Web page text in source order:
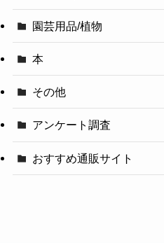
園芸用品/植物
本
その他
アンケート調査
おすすめ通販サイト